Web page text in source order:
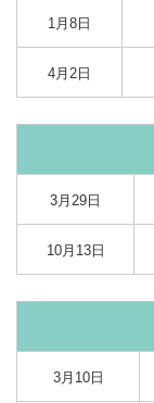
1月8日
4月2日
3月29日
10月13日
3月10日